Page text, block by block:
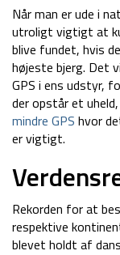
Når man er ude i
utroligt vigtigt at
blive fundet, hvis
højeste bjerg. Det
GPS i ens udstyr,
der opstår et
mindre GPS hvor
er vigtigt.
Rekorden for at
respektive
blevet holdt af